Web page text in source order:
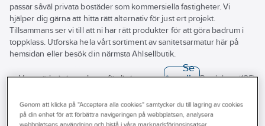
passar såväl privata bostäder som kommersiella fastigheter. Vi
hjälper dig gärna att hitta rätt alternativ för just ert projekt.
Tillsammans ser vi till att ni har rätt produkter för att göra badrum i
toppklass. Utforska hela vårt sortiment av sanitetsarmatur här på
hemsidan eller besök din närmsta Ahlsellbutik.
Varumärke Lagerförd
REACH – Fri från Kandidatämne
Se
alla Produkter (135)
A-
ARROW
Genom att klicka på "Acceptera alla cookies" samtycker du till lagring av cookies
på din enhet för att förbättra navigeringen på webbplatsen, analysera